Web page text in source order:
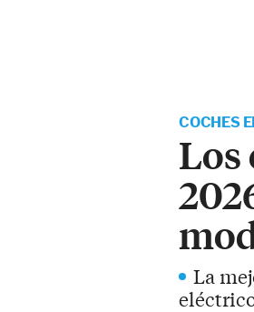
COCHES
Los
La